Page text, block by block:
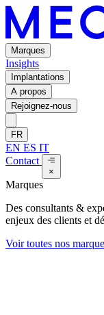
Marques
Insights
Implantations
A propos
Rejoignez-nous
FR
EN ES IT
Contact
×
Marques
Des consultants &
enjeux des clients et
Voir toutes nos